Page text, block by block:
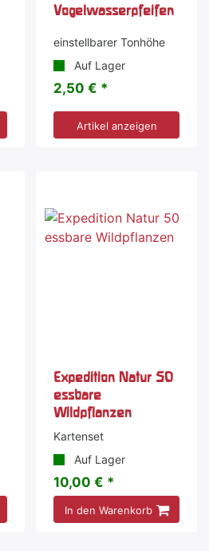
Vogelwasserpfeifen
einstellbarer Tonhöhe
Auf Lager
2,50 € *
Artikel anzeigen
Expedition Natur 50
essbare
Wildpflanzen
Kartenset
Auf Lager
10,00 € *
In den Warenkorb